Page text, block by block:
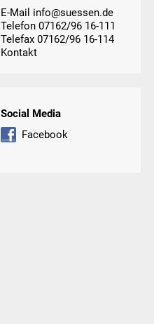
E-Mail info@suessen.de
Telefon 07162/96 16-111
Telefax 07162/96 16-114
Kontakt
Social Media
Facebook